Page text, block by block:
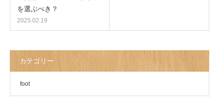
を選ぶべき？
2025.02.19
カテゴリー
foot